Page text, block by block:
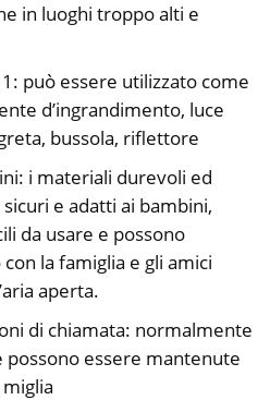
in luoghi troppo alti e
può essere utilizzato come
d’ingrandimento, luce
bussola, riflettore
i materiali durevoli ed
e adatti ai bambini,
da usare e possono
la famiglia e gli amici
aperta.
di chiamata: normalmente
possono essere mantenute